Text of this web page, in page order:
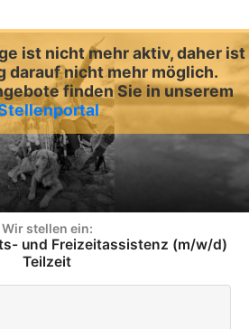
ist nicht mehr aktiv, daher ist
darauf nicht mehr möglich.
finden Sie in unserem
Wir stellen ein:
und Freizeitassistenz (m/w/d)
Teilzeit